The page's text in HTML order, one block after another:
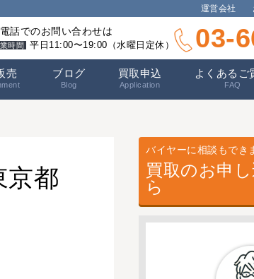
運営会社
話でのお問い合わせは
時間 平日11:00〜19:00（水曜日定休） 03-
売 ブログ
Blog
買取申込
Application
よくあるご
FAQ
京都
バイヤーに相談もでき
買取のお申
ら